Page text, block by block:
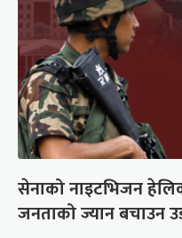
सेनाको नाइटभिजन
जनताको ज्यान बचाउन